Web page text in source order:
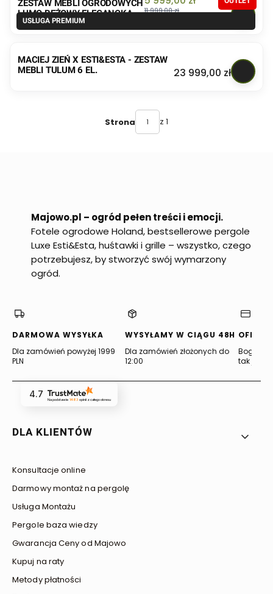
ZESTAW MEBLI OGRODOWYCH
LUMO BEŻOWY ELEGANCKA
STREFA RELAKSU
11 999,00 zł
MACIEJ ZIEŃ X ESTI&ESTA - ZESTAW
MEBLI TULUM 6 EL.
Cena
23 999,00 zł
Strona z 1
Majowo.pl – ogród pełen treści i emocji.
Fotele ogrodowe Holand, bestsellerowe pergole
Luxe Esti&Esta, huśtawki i grille – wszystko, czego
potrzebujesz, by stworzyć swój wymarzony
ogród.
DARMOWA WYSYŁKA
Dla zamówień powyżej 1999
PLN
WYSYŁAMY W CIĄGU 48H
Dla zamówień złożonych do
12:00
Bogata
tak jak
4.7
Na podstawie 1483 opinii z całego okresu
Linki w stopce
DLA KLIENTÓW
Konsultacje online
Darmowy montaż na pergolę
Usługa Montażu
Pergole baza wiedzy
Gwarancja Ceny od Majowo
Kupuj na raty
Metody płatności